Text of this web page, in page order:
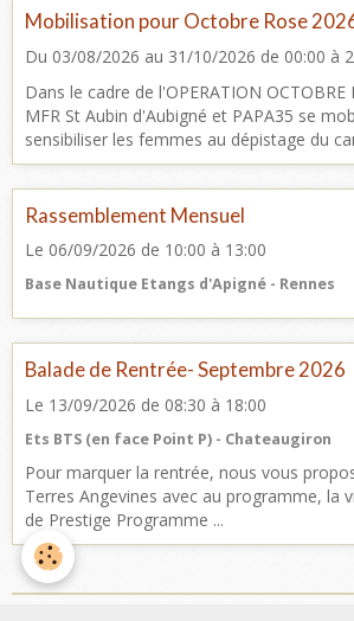
Mobilisation pour Octobre Rose
Du 03/08/2026 au 31/10/2026 de 00:00 à
Dans le cadre de l'OPERATION OCTOBRE
MFR St Aubin d'Aubigné et PAPA35 se
sensibiliser les femmes au dépistage du
Rassemblement Mensuel
Le 06/09/2026 de 10:00 à 13:00
Base Nautique Etangs d'Apigné - Rennes
Balade de Rentrée- Septembre 2026
Le 13/09/2026 de 08:30 à 18:00
Ets BTS (en face Point P) - Chateaugiron
Pour marquer la rentrée, nous vous
Terres Angevines avec au programme, la
de Prestige Programme ...